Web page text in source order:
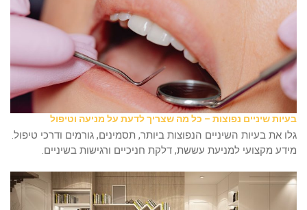
בעיות שיניים נפוצות – כל מה שצריך לדעת על מניעה וטיפול
גלו את בעיות השיניים הנפוצות ביותר, תסמינים, גורמים ודרכי טיפול.
מידע מקצועי למניעת עששת, דלקת חניכיים ורגישות בשיניים.